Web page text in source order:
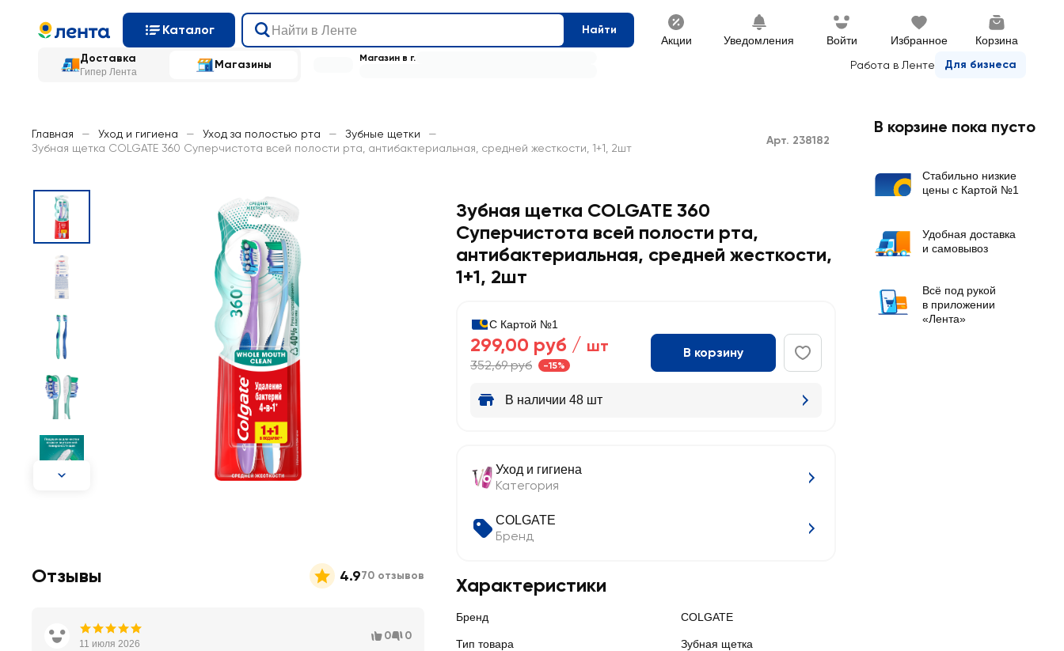
Каталог Найти
Акции Уведомления Войти Избранное Корзина
Доставка
Гипер Лента
Магазины Работа в Ленте Для бизнеса
Магазин в г.
Главная — Уход и гигиена — Уход за полостью рта — Зубные щетки
—
Зубная щетка COLGATE 360 Суперчистота всей полости рта, антибактериальная, средней жесткости, 1+1, 2шт
Арт. 238182
Зубная щетка COLGATE 360
Суперчистота всей полости рта,
антибактериальная, средней жесткости,
1+1, 2шт
С Картой №1
299,00 руб / шт
352,69 руб -15%
В корзину
В наличии 48 шт
Уход и гигиена
Категория
COLGATE
Бренд
Характеристики
Бренд COLGATE
Тип товара Зубная щетка
Отзывы 4.970 отзывов
11 июля 2026
0 0
В корзине пока пусто
Стабильно низкие
цены с Картой №1
Удобная доставка
и самовывоз
Всё под рукой
в приложении
«Лента»